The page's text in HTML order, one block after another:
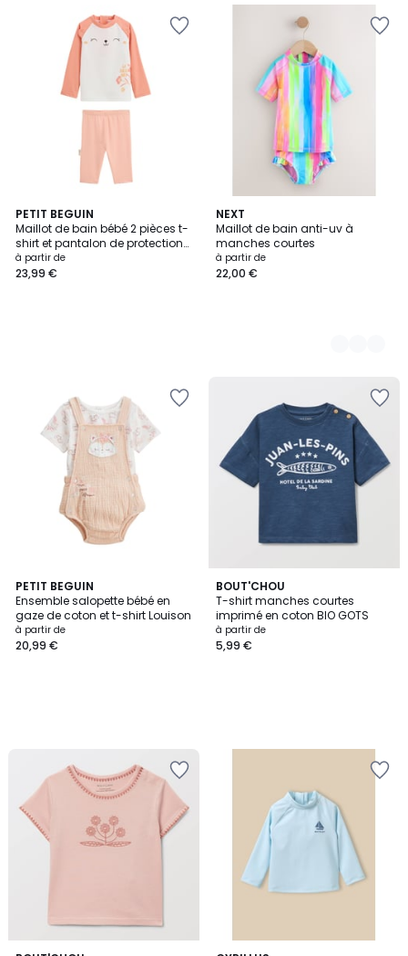
PETIT BEGUIN
Maillot de bain bébé 2 pièces t-
shirt et pantalon de protection
UV Calvi
à partir de
23,99 €
NEXT
Maillot de bain anti-uv à
manches courtes
à partir de
22,00 €
4
Couleurs
PETIT BEGUIN
Ensemble salopette bébé en
gaze de coton et t-shirt Louison
à partir de
20,99 €
BOUT'CHOU
T-shirt manches courtes
imprimé en coton BIO GOTS
à partir de
5,99 €